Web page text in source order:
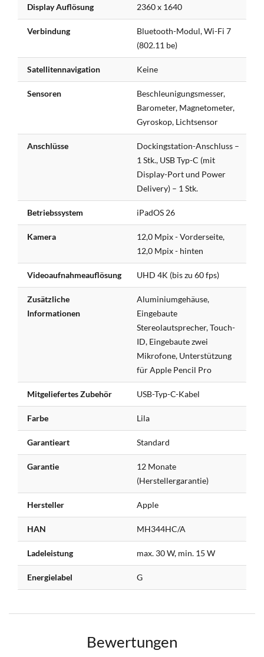
Display Auflösung 2360 x 1640
Verbindung
Bluetooth-Modul, Wi-Fi 7
(802.11 be)
Satellitennavigation Keine
Sensoren
Beschleunigungsmesser,
Barometer, Magnetometer,
Gyroskop, Lichtsensor
Anschlüsse
Dockingstation-Anschluss –
1 Stk., USB Typ-C (mit
Display-Port und Power
Delivery) – 1 Stk.
Betriebssystem iPadOS 26
Kamera
12,0 Mpix - Vorderseite,
12,0 Mpix - hinten
Videoaufnahmeauflösung UHD 4K (bis zu 60 fps)
Zusätzliche
Informationen
Aluminiumgehäuse,
Eingebaute
Stereolautsprecher, Touch-
ID, Eingebaute zwei
Mikrofone, Unterstützung
für Apple Pencil Pro
Mitgeliefertes Zubehör USB-Typ-C-Kabel
Farbe Lila
Garantieart Standard
Garantie
12 Monate
(Herstellergarantie)
Hersteller Apple
HAN MH344HC/A
Ladeleistung max. 30 W, min. 15 W
Energielabel G
Bewertungen